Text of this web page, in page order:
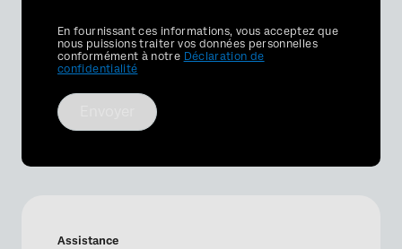
Privacy
Optin
En fournissant ces informations, vous acceptez que
nous puissions traiter vos données personnelles
conformément à notre Déclaration de
confidentialité
Assistance